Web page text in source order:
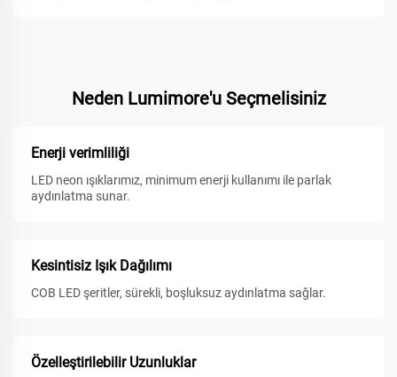
Neden Lumimore'u Seçmelisiniz
Enerji verimliliği
LED neon ışıklarımız, minimum enerji kullanımı ile parlak
aydınlatma sunar.
Kesintisiz Işık Dağılımı
COB LED şeritler, sürekli, boşluksuz aydınlatma sağlar.
Özelleştirilebilir Uzunluklar